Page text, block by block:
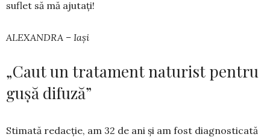
suflet să mă ajutați!
ALEXANDRA – Iași
„Caut un tratament naturist pentru
gușă difuză”
Stimată redacție, am 32 de ani și am fost diag­nosticată